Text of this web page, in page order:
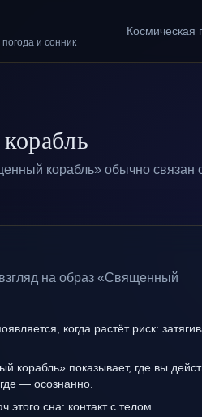
и сонник
Космическая
корабль» обычно связан
на образ «Священный
когда растёт риск:
корабль» показывает, где вы
— осознанно.
этого сна: контакт с телом.